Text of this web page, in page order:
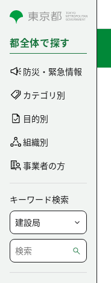
コンテンツにスキップ
都全体で探す
防災・緊急情報
カテゴリ別
目的別
組織別
事業者の方
キーワード検索